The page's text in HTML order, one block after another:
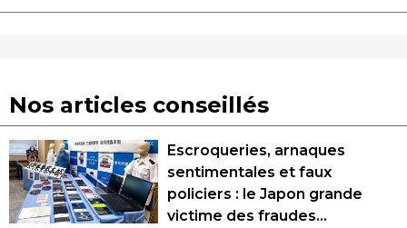
Nos articles conseillés
Escroqueries, arnaques
sentimentales et faux
policiers : le Japon grande
victime des fraudes